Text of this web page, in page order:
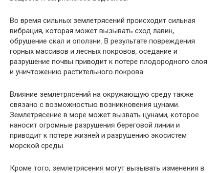
Во время сильных землетрясений происходит сильная
вибрация, которая может вызывать сход лавин,
обрушение скал и оползни. В результате повреждения
горных массивов и лесных покровов, оседание и
разрушение почвы приводит к потере плодородного слоя
и уничтожению растительного покрова.
Влияние землетрясений на окружающую среду также
связано с возможностью возникновения цунами.
Землетрясение в море может вызвать цунами, которое
наносит огромные разрушения береговой линии и
приводит к потере жизней и разрушению экосистем
морской среды.
Кроме того, землетрясения могут вызывать изменения в